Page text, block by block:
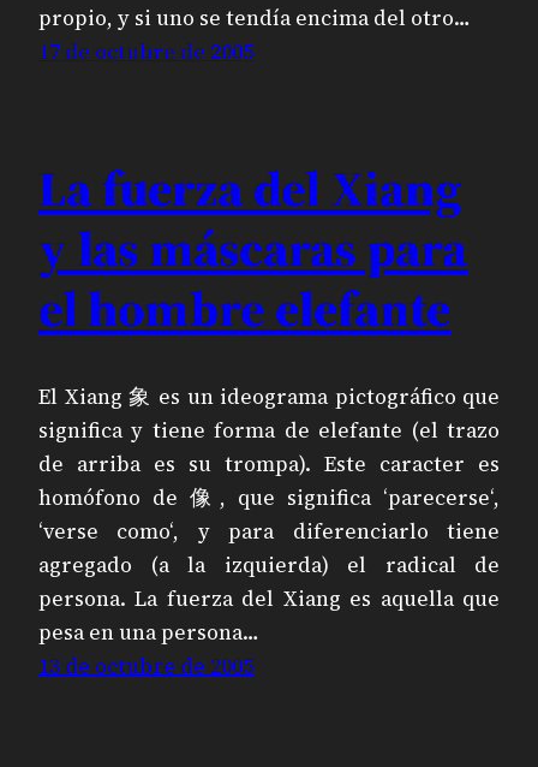
propio, y si uno se tendía encima del otro…
17 de octubre de 2005
La fuerza del Xiang
y las máscaras para
el hombre elefante
El Xiang 象 es un ideograma pictográfico que
significa y tiene forma de elefante (el trazo
de arriba es su trompa). Este caracter es
homófono de 像, que significa ‘parecerse‘,
‘verse como‘, y para diferenciarlo tiene
agregado (a la izquierda) el radical de
persona. La fuerza del Xiang es aquella que
pesa en una persona…
13 de octubre de 2005